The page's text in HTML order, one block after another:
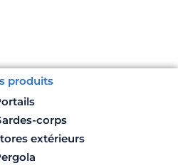
produits
corps
extérieurs